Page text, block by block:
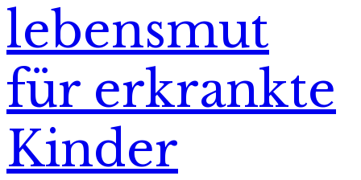
lebensmut
für erkrankte
Kinder